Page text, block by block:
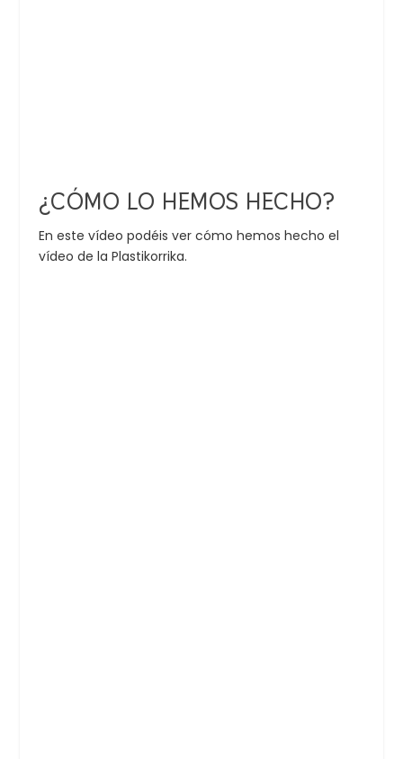
¿CÓMO LO HEMOS HECHO?
En este vídeo podéis ver cómo hemos hecho el
vídeo de la Plastikorrika.